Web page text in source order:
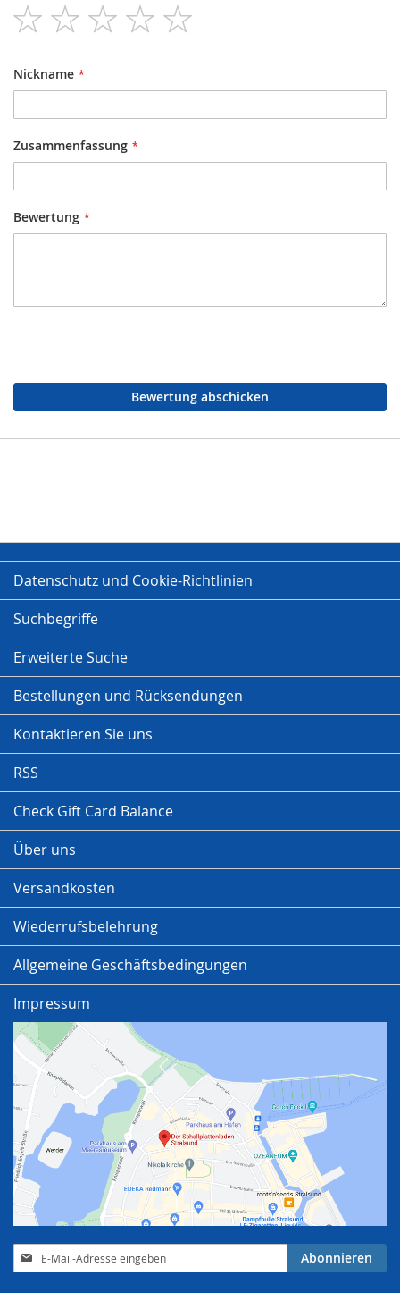
1
star
2
stars
3
stars
4
stars
Nickname
Zusammenfassung
Bewertung
Bewertung abschicken
Datenschutz und Cookie-Richtlinien
Suchbegriffe
Erweiterte Suche
Bestellungen und Rücksendungen
Kontaktieren Sie uns
RSS
Check Gift Card Balance
Über uns
Versandkosten
Wiederrufsbelehrung
Allgemeine Geschäftsbedingungen
Impressum
Anmeldung
zum
Abonnieren